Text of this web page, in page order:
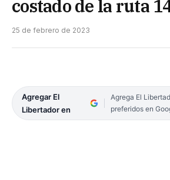
costado de la ruta
25 de febrero de 2023
Agregar El
Libertador en
Agrega El
preferidos en